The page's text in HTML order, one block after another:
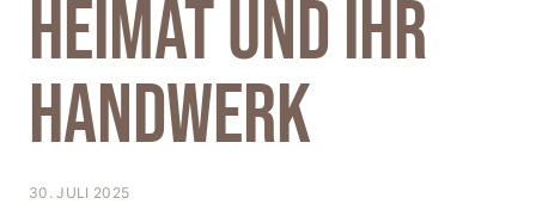
T
IHeimat und ihr
Handwerk
30. JULI 2025